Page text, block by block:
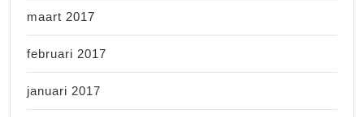
maart 2017
februari 2017
januari 2017